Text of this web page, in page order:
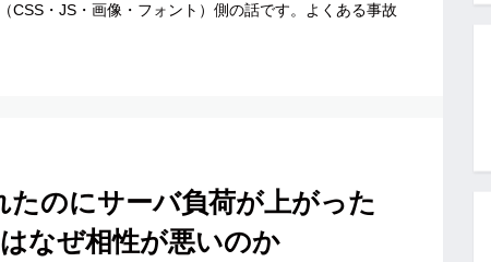
CSS・JS・画像・フォント）側の話です。よくある事故
たのにサーバ負荷が上がった
なぜ相性が悪いのか